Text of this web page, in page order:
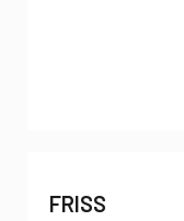
FRISS